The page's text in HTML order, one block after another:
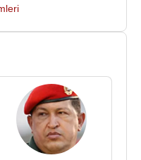
açıklarında bekleyen